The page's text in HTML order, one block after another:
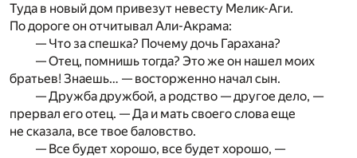
Туда в новый дом привезут невесту Мелик-Аги.
По дороге он отчитывал Али-Акрама:
— Что за спешка? Почему дочь Гарахана?
— Отец, помнишь тогда? Это же он нашел моих
братьев! Знаешь… — восторженно начал сын.
— Дружба дружбой, а родство — другое дело, —
прервал его отец. — Да и мать своего слова еще
не сказала, все твое баловство.
— Все будет хорошо, все будет хорошо, —